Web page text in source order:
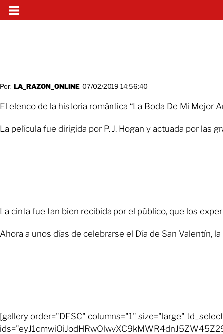
Por: LA_RAZON_ONLINE 07/02/2019 14:56:40
El elenco de la historia romántica “La Boda De Mi Mejor
La película fue dirigida por P. J. Hogan y actuada por las
La cinta fue tan bien recibida por el público, que los
Ahora a unos días de celebrarse el Día de San Valentín,
[gallery order="DESC" columns="1" size="large"